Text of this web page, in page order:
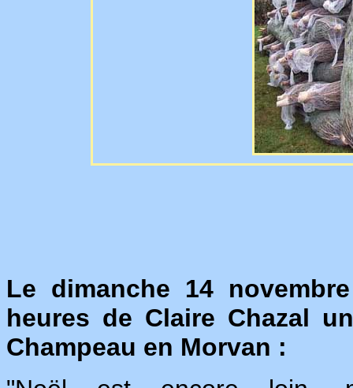
Le dimanche 14
heures de Claire Chazal
Champeau en Morvan :